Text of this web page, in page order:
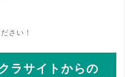
さい！
ラサイトからの